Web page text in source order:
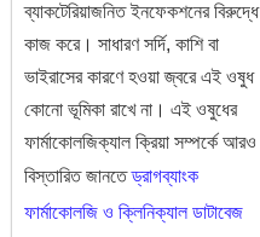
ব্যাকটেরিয়াজনিত ইনফেকশনের বিরুদ্ধে
কাজ করে। সাধারণ সর্দি, কাশি বা
ভাইরাসের কারণে হওয়া জ্বরে এই ওষুধ
কোনো ভূমিকা রাখে না। এই ওষুধের
ফার্মাকোলজিক্যাল ক্রিয়া সম্পর্কে আরও
বিস্তারিত জানতেড্রাগব্যাংক
ফার্মাকোলজি ও ক্লিনিক্যাল ডাটাবেজ